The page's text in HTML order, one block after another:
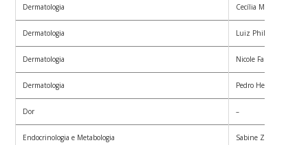
Dermatologia Cecília Meirelles
Dermatologia Luiz Philipe de Souza
Dermatologia Nicole Farias Siqueira
Dermatologia Pedro Henrique
Dor –
Endocrinologia e Metabologia Sabine Zuse Maros